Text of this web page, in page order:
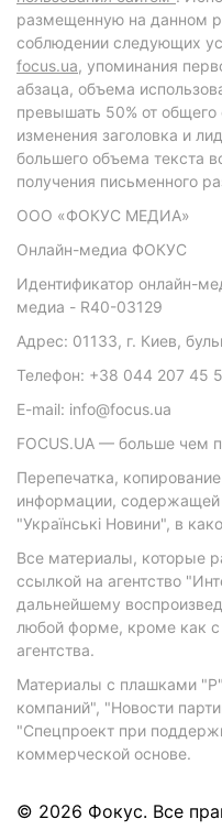
размещенную на данном
соблюдении следующих
focus.ua, упоминания
абзаца, объема
превышать 50% от общего
изменения заголовка и
большего объема текста
получения письменного
ООО «ФОКУС МЕДИА»
Онлайн-медиа ФОКУС
Идентификатор онлайн-
медиа - R40-03129
Адрес: 01133, г. Киев,
Телефон: +38 044 207 45
E-mail: info@focus.ua
FOCUS.UA — больше чем
Перепечатка,
информации, содержащей
"Українські Новини", в
Все материалы, которые
ссылкой на агентство
дальнейшему
любой форме, кроме как
агентства.
Материалы с плашками
компаний", "Новости
"Спецпроект при
коммерческой основе.
© 2026 Фокус. Все